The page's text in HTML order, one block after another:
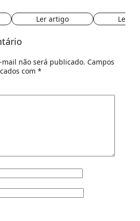
Ler artigo Ler
não será publicado. Campos
com *